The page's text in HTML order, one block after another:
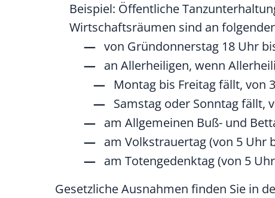
Beispiel: Öffentliche
Wirtschaftsräumen sind an
von Gründonnerstag 18 Uhr
an Allerheiligen, wenn
Montag bis Freitag fällt, von
Samstag oder Sonntag fällt,
am Allgemeinen Buß- und
am Volkstrauertag (von 5 Uhr
am Totengedenktag (von 5
Gesetzliche Ausnahmen finden Sie in